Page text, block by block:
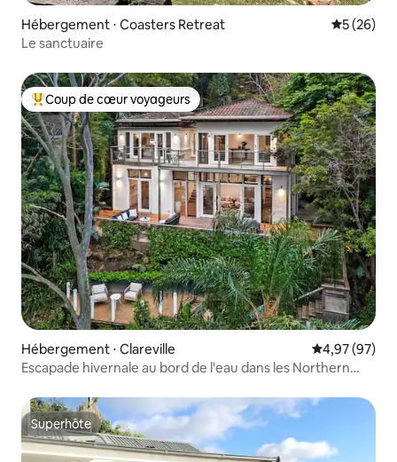
Hébergement ⋅ Coasters Retreat
5 (26)
Le sanctuaire
Coups de cœur voyageurs les plus appréciés
Coup de cœur voyageurs
Hébergement ⋅ Clareville Évaluation
4,97 (97)
Escapade hivernale au bord de l'eau dans les Northern
Superhôte
Superhôte